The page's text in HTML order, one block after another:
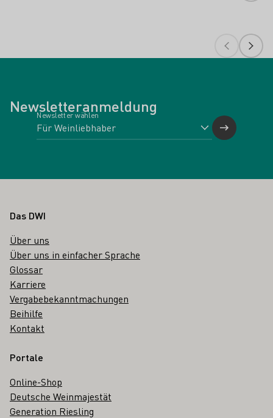
Newsletteranmeldung
Newsletter wählen
Fußbereich
Das DWI
Über uns
Über uns in einfacher Sprache
Glossar
Karriere
Vergabebekanntmachungen
Beihilfe
Kontakt
Portale
Online-Shop
Deutsche Weinmajestät
Generation Riesling